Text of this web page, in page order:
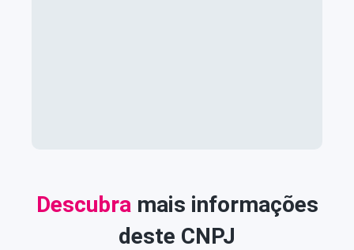
Descubramais informações
deste CNPJ